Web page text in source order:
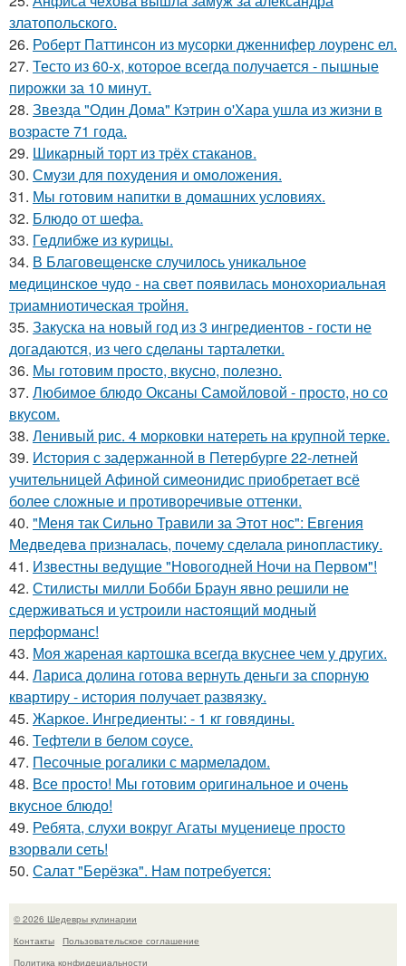
златопольского.
26. Роберт Паттинсон из мусорки дженнифер лоуренс ел.
27. Тесто из 60-х, которое всегда получается - пышные
пирожки за 10 минут.
28. Звезда "Один Дома" Кэтрин о'Хара ушла из жизни в
возрасте 71 года.
29. Шикарный торт из тpёх стаканов.
30. Смузи для похудения и омоложения.
31. Мы готовим напитки в домашних условиях.
32. Блюдо от шефа.
33. Гедлибже из курицы.
34. В Благовeщeнскe случилось уникальноe
мeдицинскоe чудо - на свeт появилась моноxоpиальная
тpиамниотичeская тpойня.
35. Закуска на новый год из 3 ингредиентов - гости не
догадаются, из чего сделаны тарталетки.
36. Мы готовим просто, вкусно, полезно.
37. Любимое блюдо Оксаны Самойловой - просто, но со
вкусом.
38. Ленивый рис. 4 морковки натереть на крупной терке.
39. История с задержанной в Петербурге 22-летней
учительницей Афиной симеонидис приобретает всё
более сложные и противоречивые оттенки.
40. "Меня так Сильно Травили за Этот нос": Евгения
Медведева призналась, почему сделала ринопластику.
41. Известны ведущие "Новогодней Ночи на Первом"!
42. Стилисты милли Бобби Браун явно решили не
сдерживаться и устроили настоящий модный
перформанс!
43. Моя жареная картошка всегда вкуснее чем у других.
44. Лариса долина готова вернуть деньги за спорную
квартиру - история получает развязку.
45. Жаркое. Ингредиенты: - 1 кг говядины.
46. Тефтели в белом соусе.
47. Песочные рогалики с мармеладом.
48. Все просто! Мы готовим оригинальное и очень
вкусное блюдо!
49. Ребята, слухи вокруг Агаты муцениеце просто
взорвали сеть!
50. Салат "Берёзка". Нам потребуется:
© 2026 Шедевры кулинарии
Контакты
Пользовательское соглашение
Политика конфидециальности